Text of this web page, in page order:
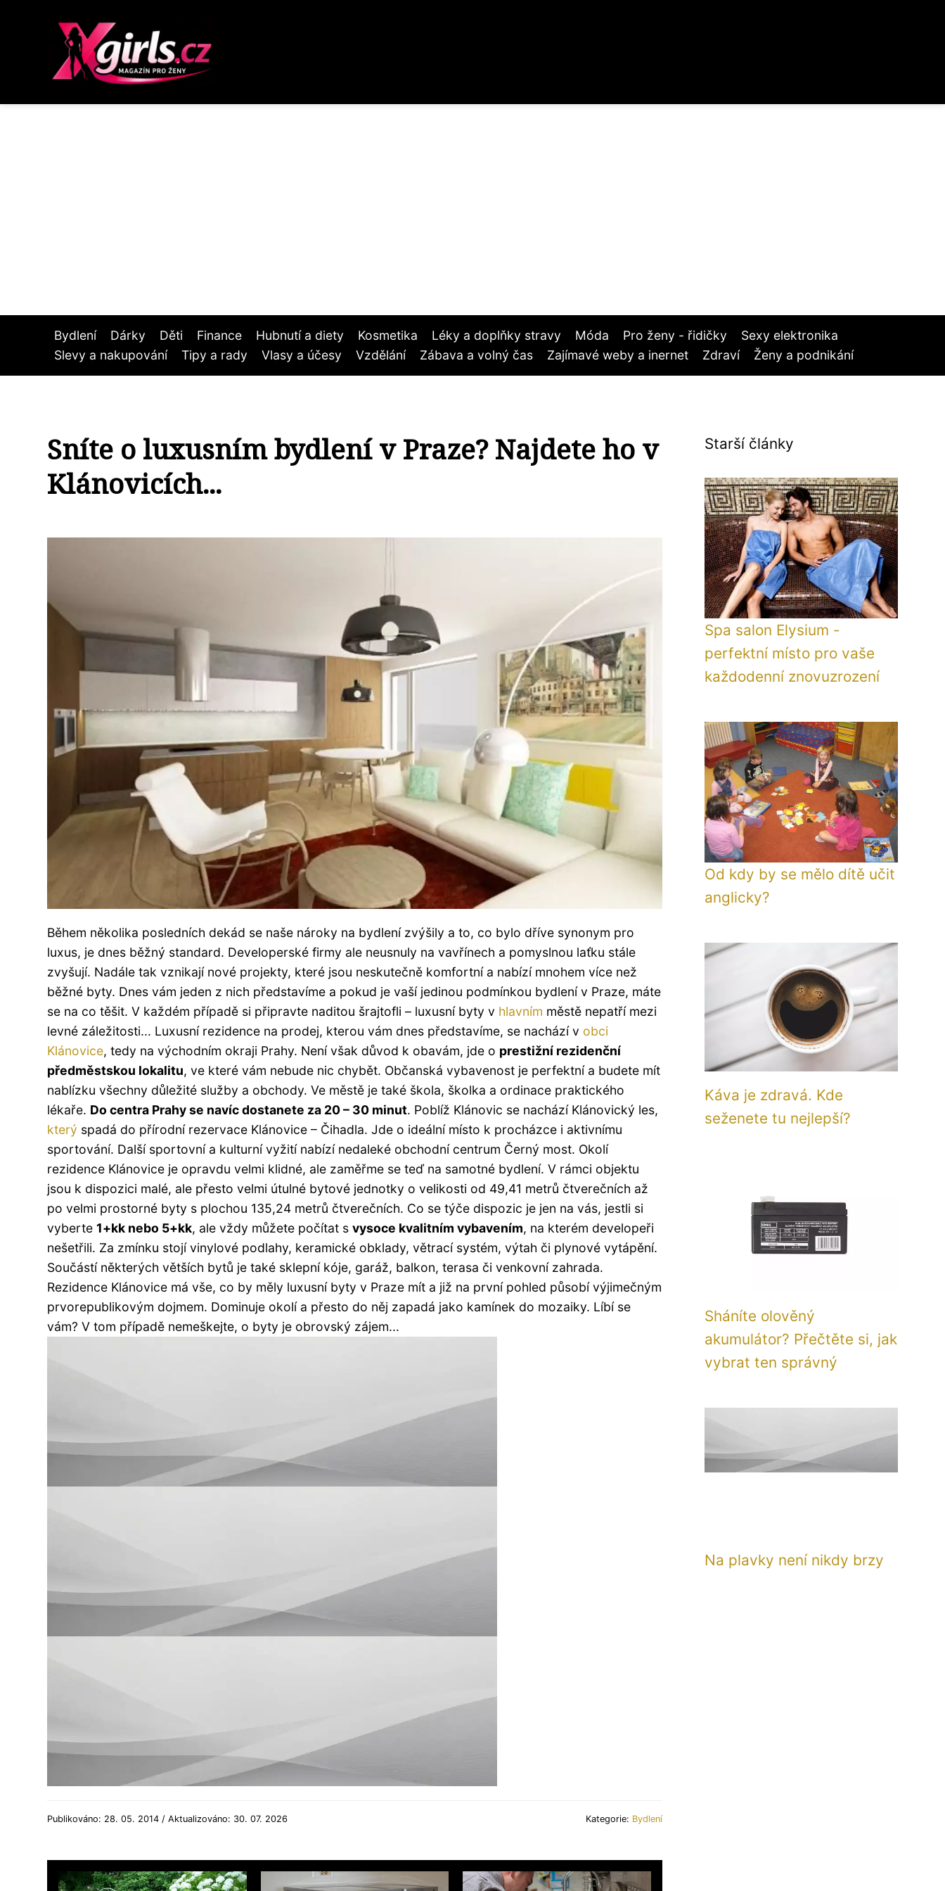
Bydlení Dárky Děti Finance Hubnutí a diety Kosmetika Léky a doplňky stravy Móda Pro ženy - řidičky
Sexy elektronika
Slevy a nakupování
Tipy a rady Vlasy a účesy Vzdělání Zábava a volný čas Zajímavé weby a inernet Zdraví Ženy a podnikání
Sníte o luxusním bydlení v Praze? Najdete ho v
Klánovicích...
Během několika posledních dekád se naše nároky na bydlení zvýšily a to, co bylo dříve synonym pro
luxus, je dnes běžný standard. Developerské firmy ale neusnuly na vavřínech a pomyslnou laťku stále
zvyšují. Nadále tak vznikají nové projekty, které jsou neskutečně komfortní a nabízí mnohem více než
běžné byty. Dnes vám jeden z nich představíme a pokud je vaší jedinou podmínkou bydlení v Praze, máte
se na co těšit. V každém případě si připravte naditou šrajtofli – luxusní byty v hlavním městě nepatří mezi
levné záležitosti... Luxusní rezidence na prodej, kterou vám dnes představíme, se nachází v obci
Klánovice, tedy na východním okraji Prahy. Není však důvod k obavám, jde o prestižní rezidenční
předměstskou lokalitu, ve které vám nebude nic chybět. Občanská vybavenost je perfektní a budete mít
nablízku všechny důležité služby a obchody. Ve městě je také škola, školka a ordinace praktického
lékaře. Do centra Prahy se navíc dostanete za 20 – 30 minut. Poblíž Klánovic se nachází Klánovický les,
který spadá do přírodní rezervace Klánovice – Čihadla. Jde o ideální místo k procházce i aktivnímu
sportování. Další sportovní a kulturní vyžití nabízí nedaleké obchodní centrum Černý most. Okolí
rezidence Klánovice je opravdu velmi klidné, ale zaměřme se teď na samotné bydlení. V rámci objektu
jsou k dispozici malé, ale přesto velmi útulné bytové jednotky o velikosti od 49,41 metrů čtverečních až
po velmi prostorné byty s plochou 135,24 metrů čtverečních. Co se týče dispozic je jen na vás, jestli si
vyberte 1+kk nebo 5+kk, ale vždy můžete počítat s vysoce kvalitním vybavením, na kterém developeři
nešetřili. Za zmínku stojí vinylové podlahy, keramické obklady, větrací systém, výtah či plynové vytápění.
Součástí některých větších bytů je také sklepní kóje, garáž, balkon, terasa či venkovní zahrada.
Rezidence Klánovice má vše, co by měly luxusní byty v Praze mít a již na první pohled působí výjimečným
prvorepublikovým dojmem. Dominuje okolí a přesto do něj zapadá jako kamínek do mozaiky. Líbí se
vám? V tom případě nemeškejte, o byty je obrovský zájem...
Publikováno: 28. 05. 2014 / Aktualizováno: 30. 07. 2026 Kategorie: Bydlení
Starší články
Spa salon Elysium -
perfektní místo pro vaše
každodenní znovuzrození
Od kdy by se mělo dítě učit
anglicky?
Káva je zdravá. Kde
seženete tu nejlepší?
Sháníte olověný
akumulátor? Přečtěte si, jak
vybrat ten správný
Na plavky není nikdy brzy